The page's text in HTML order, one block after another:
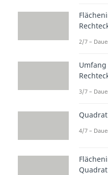
In
den
du
der
2/7 –
Umfang
3/7 –
Quadrat
4/7 –
Quadrat